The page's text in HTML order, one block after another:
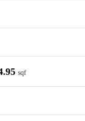
sqf